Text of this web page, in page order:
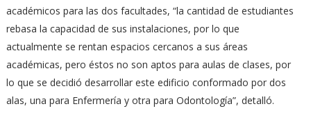
académicos para las dos facultades, “la cantidad de estudiantes
rebasa la capacidad de sus instalaciones, por lo que
actualmente se rentan espacios cercanos a sus áreas
académicas, pero éstos no son aptos para aulas de clases, por
lo que se decidió desarrollar este edificio conformado por dos
alas, una para Enfermería y otra para Odontología”, detalló.